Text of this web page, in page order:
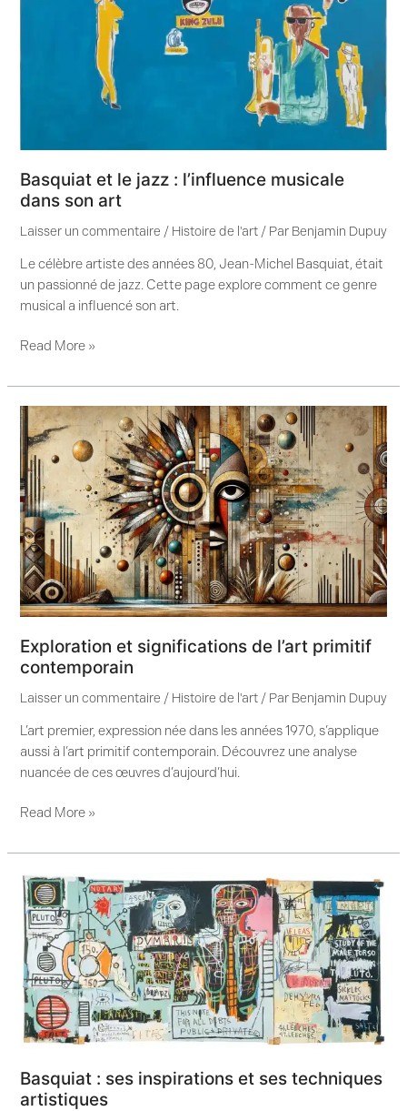
Basquiat et le jazz : l’influence musicale
dans son art
Laisser un commentaire / Histoire de l'art/ Par Benjamin Dupuy
Le célèbre artiste des années 80, Jean-Michel Basquiat, était
un passionné de jazz. Cette page explore comment ce genre
musical a influencé son art.
:
Read More »
Exploration et significations de l’art primitif
contemporain
Laisser un commentaire / Histoire de l'art/ Par Benjamin Dupuy
L’art premier, expression née dans les années 1970, s’applique
aussi à l’art primitif contemporain. Découvrez une analyse
nuancée de ces œuvres d’aujourd’hui.
Exploration
et
significations
de
l’art
primitif
contemporain
Read More »
Basquiat : ses inspirations et ses techniques
artistiques
Basquiat
ses
inspirations
et
ses
techniques
artistiques